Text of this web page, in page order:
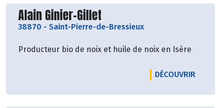
Découvrir le producteur
Alain Ginier-Gillet
38870 - Saint-Pierre-de-Bressieux
Producteur bio de noix et huile de noix en Isère
DÉCOUVRIR